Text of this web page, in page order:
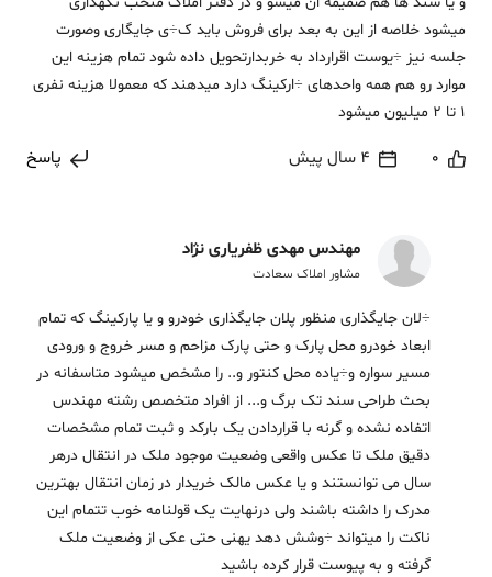
میشود خلاصه از این به بعد برای فروش باید ک÷ی جایگاری وصورت
جلسه نیز ÷یوست اقرارداد به خربدارتحویل داده شود تمام هزینه این
موارد رو هم همه واحدهای ÷ارکینگ دارد میدهند که معمولا هزینه نفری
1 تا 2 میلیون میشود
0 4 سال پیش پاسخ
مهندس مهدی ظفریاری نژاد
مشاور املاک سعادت
÷لان جایگذاری منظور پلان جایگذاری خودرو و یا پارکینگ که تمام
ابعاد خودرو محل پارک و حتی پارک مزاحم و مسر خروج و ورودی
مسیر سواره و÷یاده محل کنتور و.. را مشخص میشود متاسفانه در
بحث طراحی سند تک برگ و... از افراد متخصص رشته مهندس
اتفاده نشده و گرنه با قراردادن یک بارکد و ثبت تمام مشخصات
دقیق ملک تا عکس واقعی وضعیت موجود ملک در انتقال درهر
سال می توانستند و یا عکس مالک خریدار در زمان انتقال بهترین
مدرک را داشته باشند ولی درنهایت یک قولنامه خوب تتمام این
ناکت را میتواند ÷وشش دهد یهنی حتی عکی از وضعیت ملک
گرفته و به پیوست قرار کرده باشید